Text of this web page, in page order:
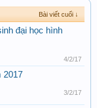
Bài viết cuối ↓
đại học hình
4/2/17
2017
3/2/17